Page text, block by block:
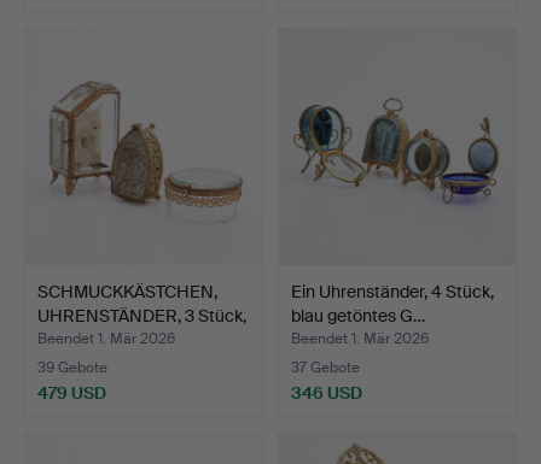
SCHMUCKKÄSTCHEN,
UHRENSTÄNDER, 3 Stück,
Gl…
Beendet 1. Mär 2026
39 Gebote
479 USD
Ein Uhrenständer, 4 Stück,
blau getöntes G…
Beendet 1. Mär 2026
37 Gebote
346 USD